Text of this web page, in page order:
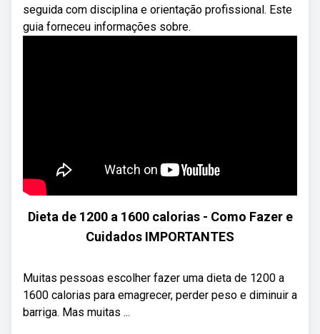
seguida com disciplina e orientação profissional. Este
guia forneceu informações sobre.
Dieta de 1200 a 1600 calorias - Como Fazer e
Cuidados IMPORTANTES
Muitas pessoas escolher fazer uma dieta de 1200 a
1600 calorias para emagrecer, perder peso e diminuir a
barriga. Mas muitas ...